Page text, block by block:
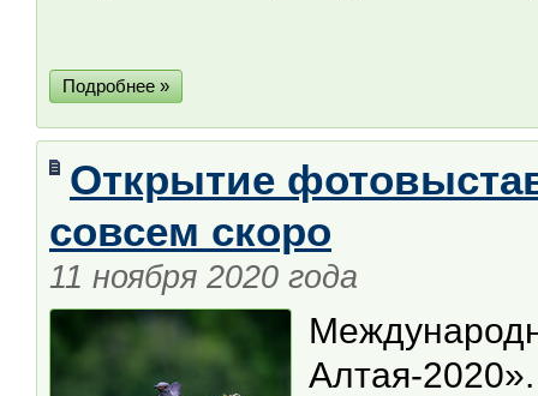
Подробнее »
Открытие
совсем скоро
11 ноября 2020 года
Алтая-